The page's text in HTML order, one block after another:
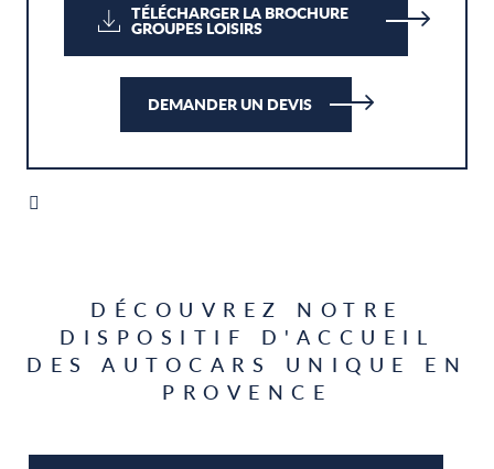
TÉLÉCHARGER LA BROCHURE
GROUPES LOISIRS
DEMANDER UN DEVIS
DÉCOUVREZ NOTRE
DISPOSITIF D'ACCUEIL
DES AUTOCARS UNIQUE EN
PROVENCE